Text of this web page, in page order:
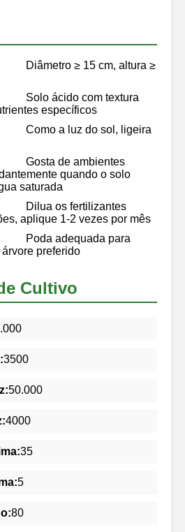
Diâmetro ≥ 15 cm, altura ≥
Solo ácido com textura
específicos
Como a luz do sol, ligeira
Gosta de ambientes
quando o solo
saturada
Dilua os fertilizantes
aplique 1-2 vezes por mês
Poda adequada para
preferido
Cultivo
3500
50.000
4000
35
5
80